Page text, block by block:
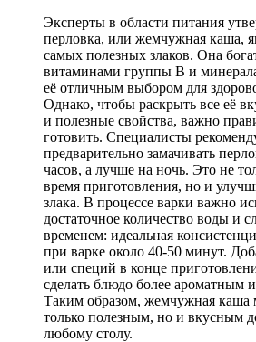
Эксперты в области питания
перловка, или жемчужная каша,
самых полезных злаков. Она
витаминами группы B и
её отличным выбором для
Однако, чтобы раскрыть все её
и полезные свойства, важно
готовить. Специалисты
предварительно замачивать
часов, а лучше на ночь. Это не
время приготовления, но и
злака. В процессе варки важно
достаточное количество воды и
временем: идеальная
при варке около 40-50 минут.
или специй в конце
сделать блюдо более ароматным
Таким образом, жемчужная каша
только полезным, но и вкусным
любому столу.